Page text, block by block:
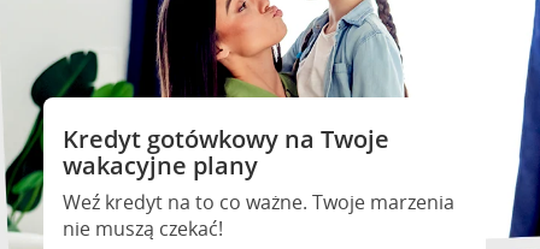
Kredyt gotówkowy na Twoje
wakacyjne plany
Weź kredyt na to co ważne. Twoje marzenia
nie muszą czekać!